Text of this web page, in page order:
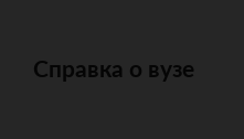
Справка о вузе